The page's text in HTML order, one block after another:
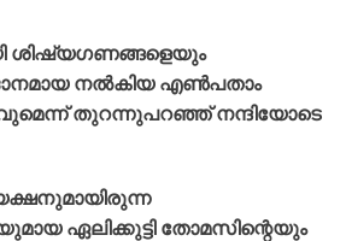
ശിഷ്യഗണങ്ങളെയും
നല്‍കിയ എണ്‍പതാം
തുറന്നുപറഞ്ഞ് നന്ദിയോടെ
ഏലിക്കുട്ടി തോമസിന്റെയും